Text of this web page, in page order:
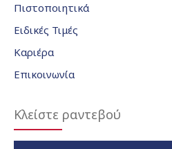
Πιστοποιητικά
Ειδικές Τιμές
Καριέρα
Επικοινωνία
Κλείστε ραντεβού